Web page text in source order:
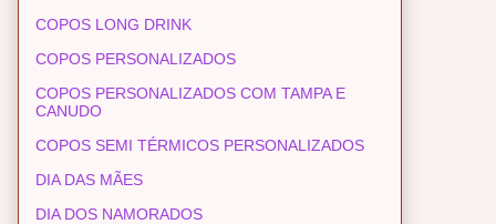
COPOS LONG DRINK
COPOS PERSONALIZADOS
COPOS PERSONALIZADOS COM TAMPA E
CANUDO
COPOS SEMI TÉRMICOS PERSONALIZADOS
DIA DAS MÃES
DIA DOS NAMORADOS